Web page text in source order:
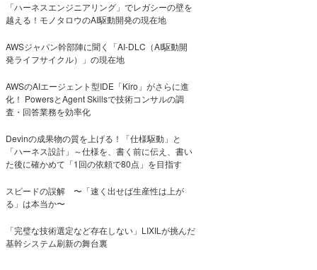
「ハーネスエンジニアリング」でレガシーの壁を
越える！モノタロウのAI駆動開発の現在地
AWSジャパン幹部陣に聞く「AI-DLC（AI駆動開
発ライフサイクル）」の現在地
AWSのAIエージェント型IDE「Kiro」がさらに進
化！ PowersとAgent Skillsで技術コンサルの調
査・回答業務を効率化
Devinの成果物の質を上げる！「仕様駆動」と
「ハーネス設計」～仕様を、書く前に伝え、書い
た後に確かめて「1回の依頼で80点」を目指す
スピードの誤解 〜「速く出せば生産性は上が
る」は本当か〜
「完璧な技術選定など存在しない」LIXILが挑んだ
基幹システム刷新の舞台裏